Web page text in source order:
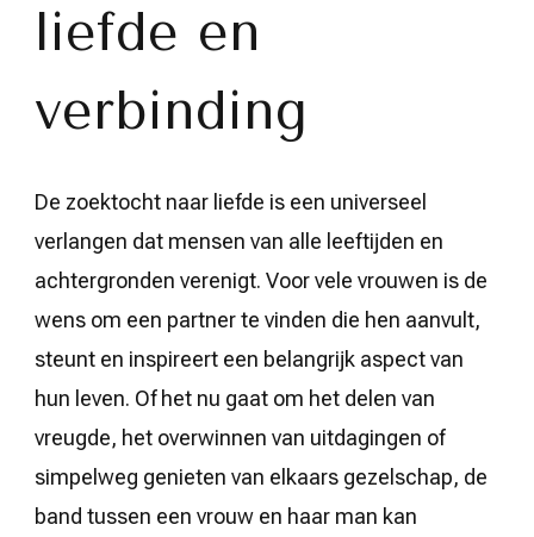
liefde en
verbinding
De zoektocht naar liefde is een universeel
verlangen dat mensen van alle leeftijden en
achtergronden verenigt. Voor vele vrouwen is de
wens om een partner te vinden die hen aanvult,
steunt en inspireert een belangrijk aspect van
hun leven. Of het nu gaat om het delen van
vreugde, het overwinnen van uitdagingen of
simpelweg genieten van elkaars gezelschap, de
band tussen een vrouw en haar man kan